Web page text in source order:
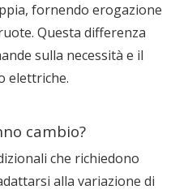
fornendo erogazione
Questa differenza
sulla necessità e il
elettriche.
cambio?
che richiedono
alla variazione di